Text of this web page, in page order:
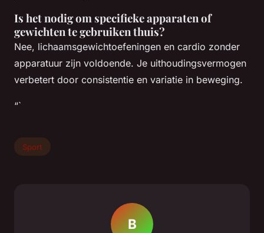
Is het nodig om specifieke apparaten of
gewichten te gebruiken thuis?
Nee, lichaamsgewichtoefeningen en cardio zonder
apparatuur zijn voldoende. Je uithoudingsvermogen
verbetert door consistentie en variatie in beweging.
“`
Sport
B